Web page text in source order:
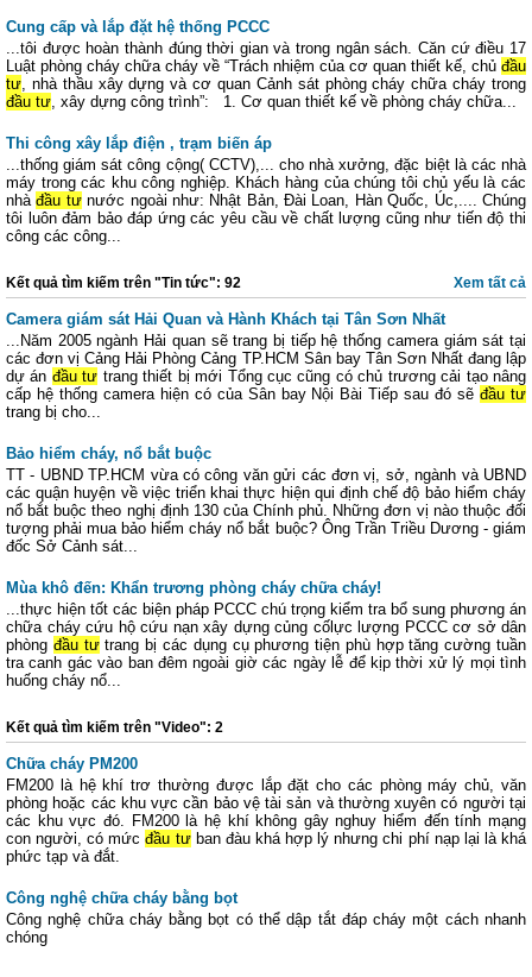
Cung cấp và lắp đặt hệ thống PCCC
...tôi được hoàn thành đúng thời gian và trong ngân sách. Căn cứ điều 17
Luật phòng cháy chữa cháy về “Trách nhiệm của cơ quan thiết kế, chủ đầu
tư, nhà thầu xây dựng và cơ quan Cảnh sát phòng cháy chữa cháy trong
đầu tư, xây dựng công trình”: 1. Cơ quan thiết kế về phòng cháy chữa...
Thi công xây lắp điện , trạm biến áp
...thống giám sát công cộng( CCTV),... cho nhà xưởng, đặc biệt là các nhà
máy trong các khu công nghiệp. Khách hàng của chúng tôi chủ yếu là các
nhàđầu tưnước ngoài như: Nhật Bản, Đài Loan, Hàn Quốc, Úc,.... Chúng
tôi luôn đảm bảo đáp ứng các yêu cầu về chất lượng cũng như tiến độ thi
công các công...
Xem tất cả
Kết quả tìm kiếm trên "Tin tức": 92
Camera giám sát Hải Quan và Hành Khách tại Tân Sơn Nhất
...Năm 2005 ngành Hải quan sẽ trang bị tiếp hệ thống camera giám sát tại
các đơn vị Cảng Hải Phòng Cảng TP.HCM Sân bay Tân Sơn Nhất đang lập
dự án đầu tư trang thiết bị mới Tổng cục cũng có chủ trương cải tạo nâng
cấp hệ thống camera hiện có của Sân bay Nội Bài Tiếp sau đó sẽđầu tư
trang bị cho...
Bảo hiểm cháy, nổ bắt buộc
TT - UBND TP.HCM vừa có công văn gửi các đơn vị, sở, ngành và UBND
các quận huyện về việc triển khai thực hiện qui định chế độ bảo hiểm cháy
nổ bắt buộc theo nghị định 130 của Chính phủ. Những đơn vị nào thuộc đối
tượng phải mua bảo hiểm cháy nổ bắt buộc? Ông Trần Triều Dương - giám
đốc Sở Cảnh sát...
Mùa khô đến: Khẩn trương phòng cháy chữa cháy!
...thực hiện tốt các biện pháp PCCC chú trọng kiểm tra bổ sung phương án
chữa cháy cứu hộ cứu nạn xây dựng củng cốlực lượng PCCC cơ sở dân
phòng đầu tưtrang bị các dụng cụ phương tiện phù hợp tăng cường tuần
tra canh gác vào ban đêm ngoài giờ các ngày lễ để kịp thời xử lý mọi tình
huống cháy nổ...
Kết quả tìm kiếm trên "Video": 2
Chữa cháy PM200
FM200 là hệ khí trơ thường được lắp đặt cho các phòng máy chủ, văn
phòng hoặc các khu vực cần bảo vệ tài sản và thường xuyên có người tại
các khu vực đó. FM200 là hệ khí không gây nghuy hiểm đến tính mạng
con người, có mứcđầu tưban đàu khá hợp lý nhưng chi phí nạp lại là khá
phức tạp và đắt.
Công nghệ chữa cháy bằng bọt
Công nghệ chữa cháy bằng bọt có thể dập tắt đáp cháy một cách nhanh
chóng